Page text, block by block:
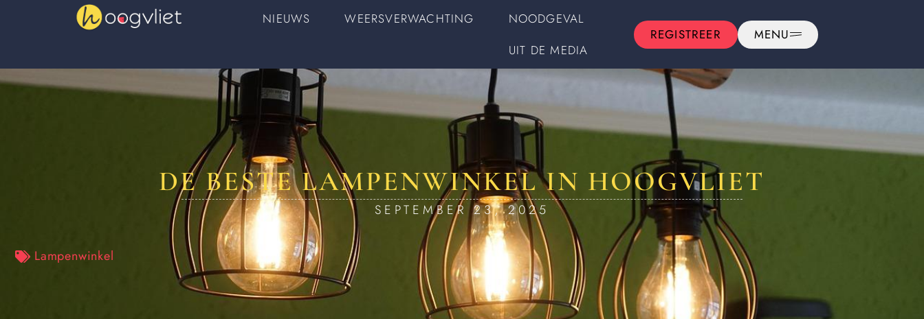
NIEUWS WEERSVERWACHTING
NOODGEVAL
UIT DE MEDIA
REGISTREER MENU
DE BESTE LAMPENWINKEL IN HOOGVLIET
SEPTEMBER 23, 2025
Lampenwinkel